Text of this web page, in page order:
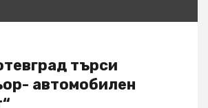
търси
автомобилен